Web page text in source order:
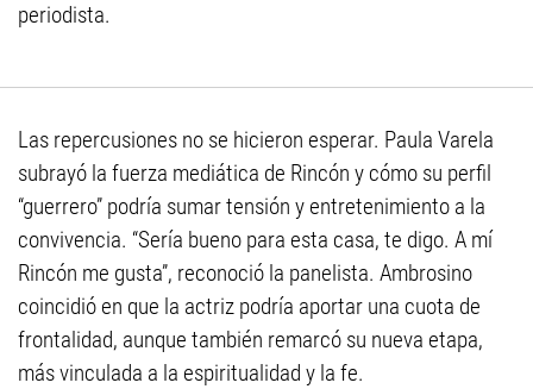
periodista.
Las repercusiones no se hicieron esperar. Paula Varela
subrayó la fuerza mediática de Rincón y cómo su perfil
“guerrero” podría sumar tensión y entretenimiento a la
convivencia. “Sería bueno para esta casa, te digo. A mí
Rincón me gusta”, reconoció la panelista. Ambrosino
coincidió en que la actriz podría aportar una cuota de
frontalidad, aunque también remarcó su nueva etapa,
más vinculada a la espiritualidad y la fe.